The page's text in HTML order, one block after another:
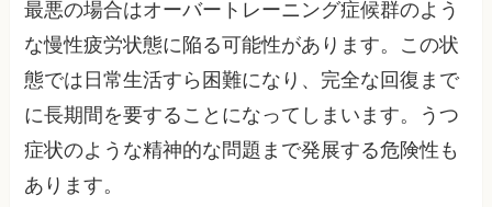
最悪の場合はオーバートレーニング症候群のよう
な慢性疲労状態に陥る可能性があります。この状
態では日常生活すら困難になり、完全な回復まで
に長期間を要することになってしまいます。うつ
症状のような精神的な問題まで発展する危険性も
あります。